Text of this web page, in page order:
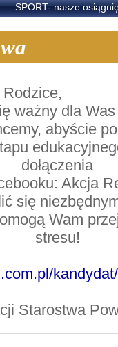
SPORT- nasze
ważny dla
abyście
dołączenia
Akcja
się
Wam
stresu!
Starostwa